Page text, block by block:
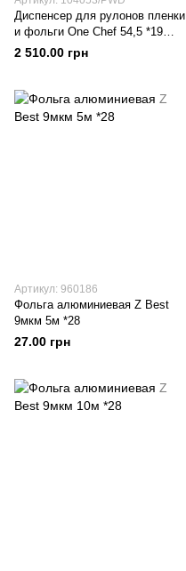
Диспенсер для рулонов пленки
и фольги One Chef 54,5 *19
h17,5 Поликарбонат
2 510.00 грн
Артикул: 960186
Фольга алюминиевая Z Best
9мкм 5м *28
27.00 грн